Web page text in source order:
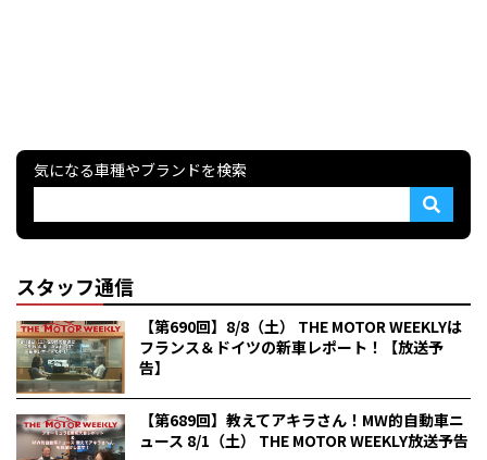
気になる車種やブランドを検索
スタッフ通信
【第690回】8/8（土） THE MOTOR WEEKLYは
フランス＆ドイツの新車レポート！【放送予
告】
【第689回】教えてアキラさん！MW的自動車ニ
ュース 8/1（土） THE MOTOR WEEKLY放送予告